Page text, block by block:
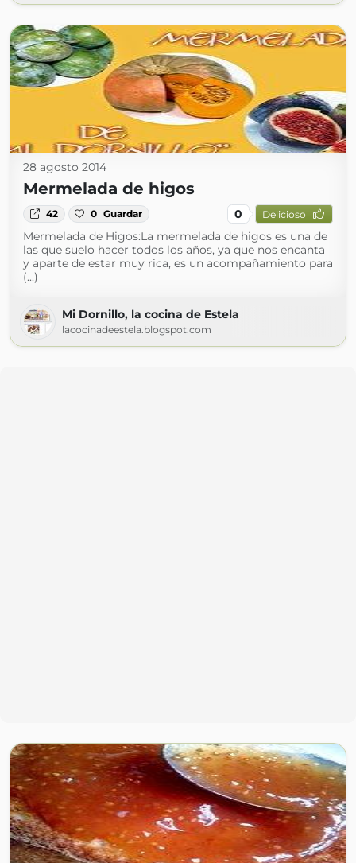
28 agosto 2014
Mermelada de higos
42 0 Guardar 0 Delicioso
Mermelada de Higos:La mermelada de higos es una de
las que suelo hacer todos los años, ya que nos encanta
y aparte de estar muy rica, es un acompañamiento para
(...)
Mi Dornillo, la cocina de Estela
lacocinadeestela.blogspot.com